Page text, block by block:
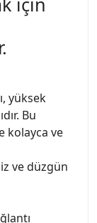
yüksek
Bu
kolayca ve
ve düzgün